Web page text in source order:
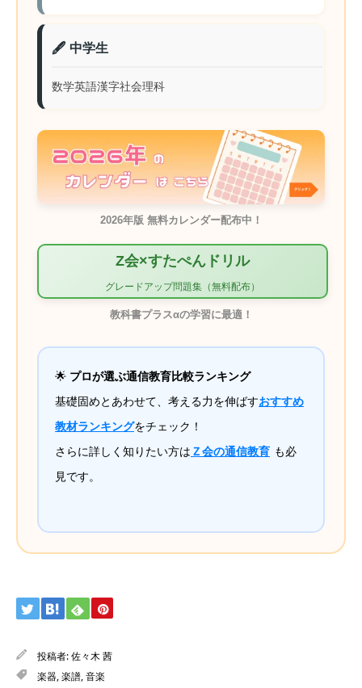
🖋️ 中学生
数学英語漢字社会理科
2026年版 無料カレンダー配布中！
Z会×すたぺんドリル
グレードアップ問題集（無料配布）
教科書プラスαの学習に最適！
🌟 プロが選ぶ通信教育比較ランキング
基礎固めとあわせて、考える力を伸ばすおすすめ
教材ランキングをチェック！
さらに詳しく知りたい方は Ｚ会の通信教育 も必
見です。
投稿者:佐々木 茜
楽器,楽譜,音楽